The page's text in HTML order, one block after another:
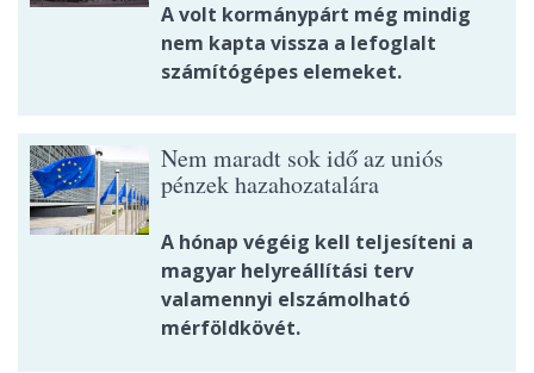
A volt kormánypárt még mindig
nem kapta vissza a lefoglalt
számítógépes elemeket.
Nem maradt sok idő az uniós
pénzek hazahozatalára
A hónap végéig kell teljesíteni a
magyar helyreállítási terv
valamennyi elszámolható
mérföldkövét.